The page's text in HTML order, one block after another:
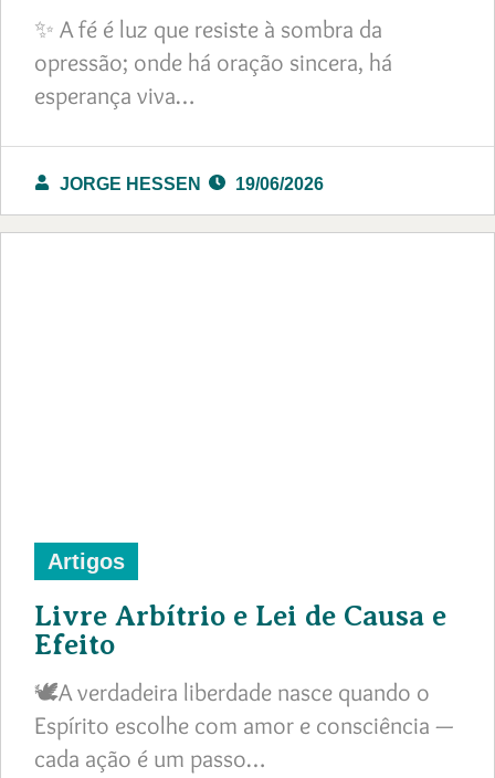
✨ A fé é luz que resiste à sombra da
opressão; onde há oração sincera, há
esperança viva…
JORGE HESSEN 19/06/2026
Artigos
Livre Arbítrio e Lei de Causa e
Efeito
🕊️A verdadeira liberdade nasce quando o
Espírito escolhe com amor e consciência —
cada ação é um passo…